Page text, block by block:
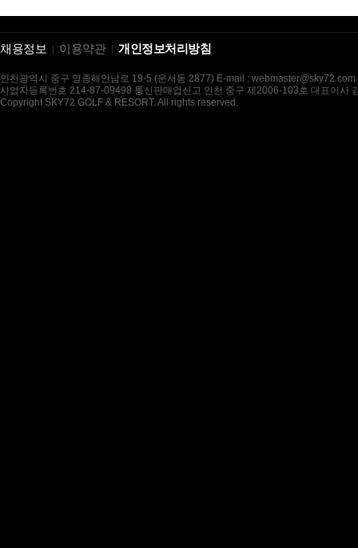
채용정보 이용약관 개인정보처리방침
인천광역시 중구 영종해안남로 19-5 (운서동 2877) E-mail : webmaster@sky72.com
사업자등록번호 214-87-09498 통신판매업신고 인천 중구 제2006-103호 대표이사
Copyright SKY72 GOLF & RESORT. All rights reserved.